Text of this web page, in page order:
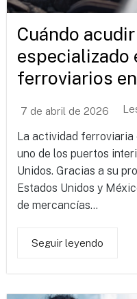
Cuándo
especializado
ferroviarios
7 de abril de 2026
La actividad ferroviaria
uno de los puertos
Unidos. Gracias a su
Estados Unidos y
de mercancías...
Seguir leyendo